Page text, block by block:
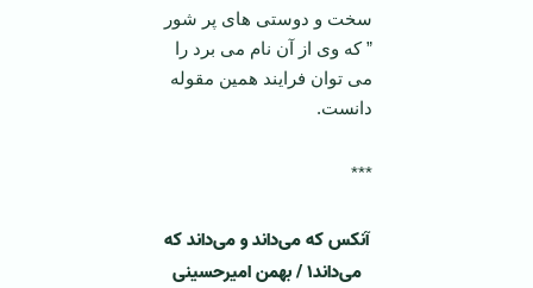
سخت و دوستی های پر شور
” که وی از آن نام می برد را
می توان فرایند همین مقوله
دانست.
***
آنکس که می‌داند و می‌داند که
می‌داند۱ / بهمن امیرحسینی